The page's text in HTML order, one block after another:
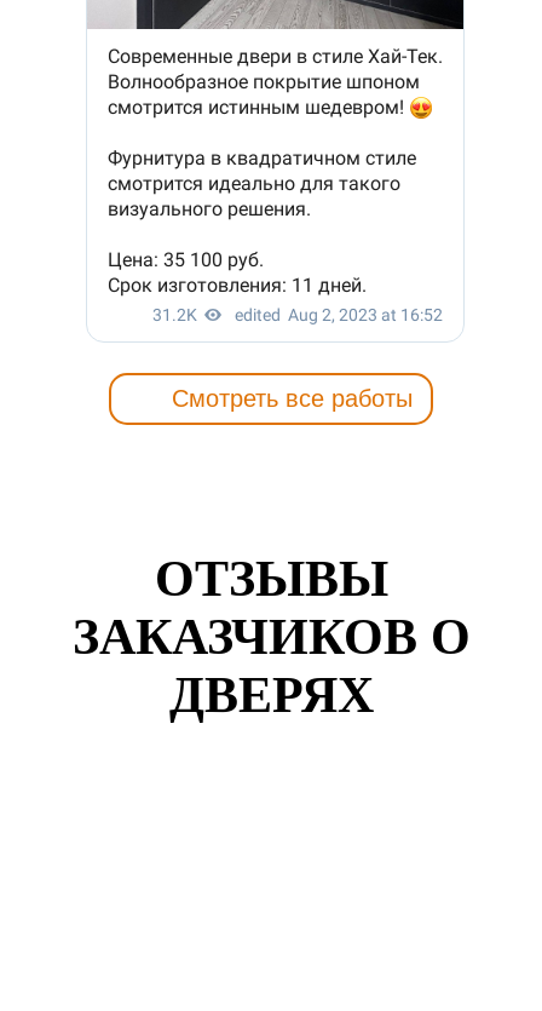
Смотреть все работы
ОТЗЫВЫ
ЗАКАЗЧИКОВ О
ДВЕРЯХ